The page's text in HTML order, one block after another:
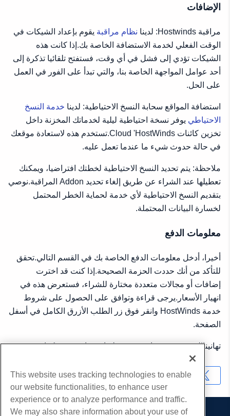
الإضافات
مراقبة Hostwinds: لدينا نظام مراقبة يقوم بإعداد الشيكات في
الوقت الفعلي لخدمة الاستضافة الخاصة بك.إذا كانت هذه
الشيكات تؤدي إلى فشل في أي وقت، فستفتح تلقائيا تذكرة إلى
أحد عوامل المواجهة الخاصة بنا، والتي تبدأ على الفور في العمل
على الحل.
استضافة المواقع سحابة النسخ الاحتياطية: لدينا خدمة النسخ
الاحتياطي يوفر نسخة احتياطية ليلية لخدماتك المخزنة داخل
تخزين كائنات Cloud 'HostWinds.تستخدم هذه لاستعادة موقعك
في حالة حدوث شيء ما عندما تعمل عليه.
ملاحظة: يتم تحديد النسخ الاحتياطية لخطتك افتراضيا، ويمكنك
تعطيلها عند الشراء عن طريق إلغاء تحديد Addon المراقبة.نوصي
بتقديم النسخ الاحتياطية لأي خدمة لحماية الخطر المحتمل
لخسارة البيانات المحتملة.
معلومات الدفع
أخيرا، أدخل معلومات الدفع الخاصة بك في القسم التالي.تحقق
للتأكد من أنك حددت الحزمة الصحيحة.إذا كنت قد اخترت
إضافات أو مجالات متعددة مختارة للشراء، فستعرض هذه في
انهيار الأسعار.يرجى قراءة وتوافق على الحصول على شروط
خدمة HostWinds وانقر فوق زر الطلب الأزرق الكامل في أسفل
الصفحة.
تهانينا!لقد نجحت في اشتريت خطة استضافة مشتركة!
نسخ URL
This website uses tracking technologies to enable
our website functionalities, to enhance user
experience or to analyze performance and traffic.
We may also share information about your use of